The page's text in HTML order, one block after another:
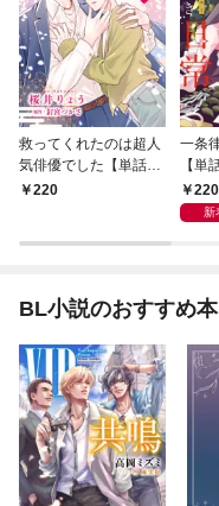
救ってくれたのは超人
気俳優でした【単話】
1 220
一条
【単
220
新
BL小説のおすすめ本